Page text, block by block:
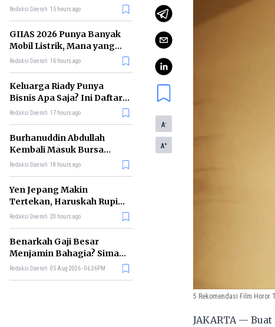
Lewatkan 6 Film Penting
Redaksi Daerah 15 hours ago
GIIAS 2026 Punya Banyak
Mobil Listrik, Mana yang
Cocok untuk Gaji Rp10 Juta?
Redaksi Daerah 16 hours ago
Keluarga Riady Punya
Bisnis Apa Saja? Ini Daftar
Kerajaan Usahanya
Redaksi Daerah 17 hours ago
Burhanuddin Abdullah
Kembali Masuk Bursa
Gubernur BI, Ini Rekam
Redaksi Daerah 18 hours ago
Yen Jepang Makin
Tertekan, Haruskah Rupiah
Ikut Khawatir?
Redaksi Daerah 20 hours ago
Benarkah Gaji Besar
Menjamin Bahagia? Simak
Penjelasan Ilmu Ekonomi
Redaksi Daerah 05 Aug 2026 - 06:36PM
A-
A+
5 Rekomendasi Film Horor
JAKARTA —